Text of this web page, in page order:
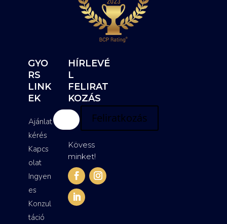
GYO
RS
LINK
EK
Ajánlat
kérés
Kapcs
olat
Ingyen
es
Konzul
táció
HÍRLEVÉ
L
FELIRAT
KOZÁS
Feliratkozás
Kövess
minket!